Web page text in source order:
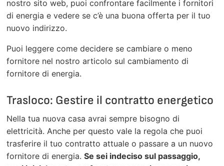
nostro sito web, puoi confrontare facilmente i fornitori
di energia e vedere se c’è una buona offerta per il tuo
nuovo indirizzo.
Puoi leggere come decidere se cambiare o meno
fornitore nel nostro articolo sul cambiamento di
fornitore di energia.
Trasloco: Gestire il contratto energetico
Nella tua nuova casa avrai sempre bisogno di
elettricità. Anche per questo vale la regola che puoi
trasferire il tuo contratto attuale o passare a un nuovo
fornitore di energia. Se sei indeciso sul passaggio,